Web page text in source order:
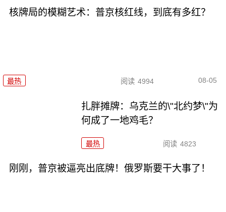
核牌局的模糊艺术：普京核红线，到底有多红？
最热 阅读 4994 08-05
扎胖摊牌：乌克兰的\"北约梦\"为
何成了一地鸡毛？
最热 阅读 4823
刚刚，普京被逼亮出底牌！俄罗斯要干大事了！